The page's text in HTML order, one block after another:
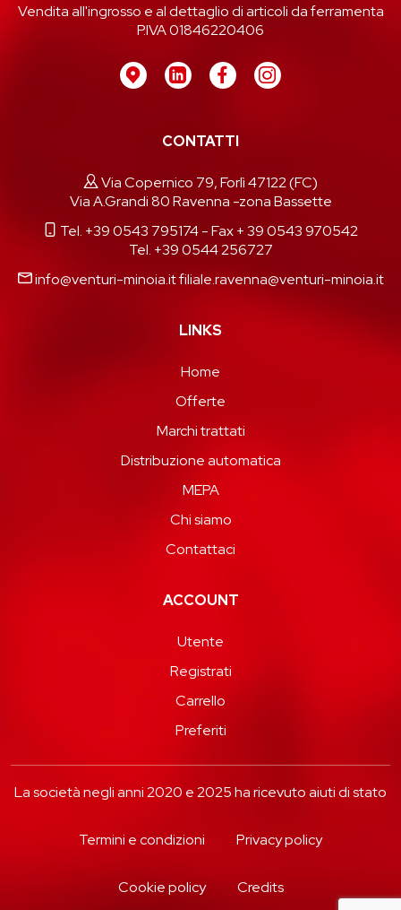
Vendita all'ingrosso e al dettaglio di articoli da ferramenta
P.IVA 01846220406
CONTATTI
Via Copernico 79, Forlì 47122 (FC)
Via A.Grandi 80 Ravenna -zona Bassette
Tel. +39 0543 795174- Fax + 39 0543 970542
Tel. +39 0544 256727
info@venturi-minoia.itfiliale.ravenna@venturi-minoia.it
LINKS
Home
Offerte
Marchi trattati
Distribuzione automatica
MEPA
Chi siamo
Contattaci
ACCOUNT
Utente
Registrati
Carrello
Preferiti
La società negli anni 2020 e 2025 ha ricevuto aiuti di stato
Termini e condizioni Privacy policy
Cookie policy Credits